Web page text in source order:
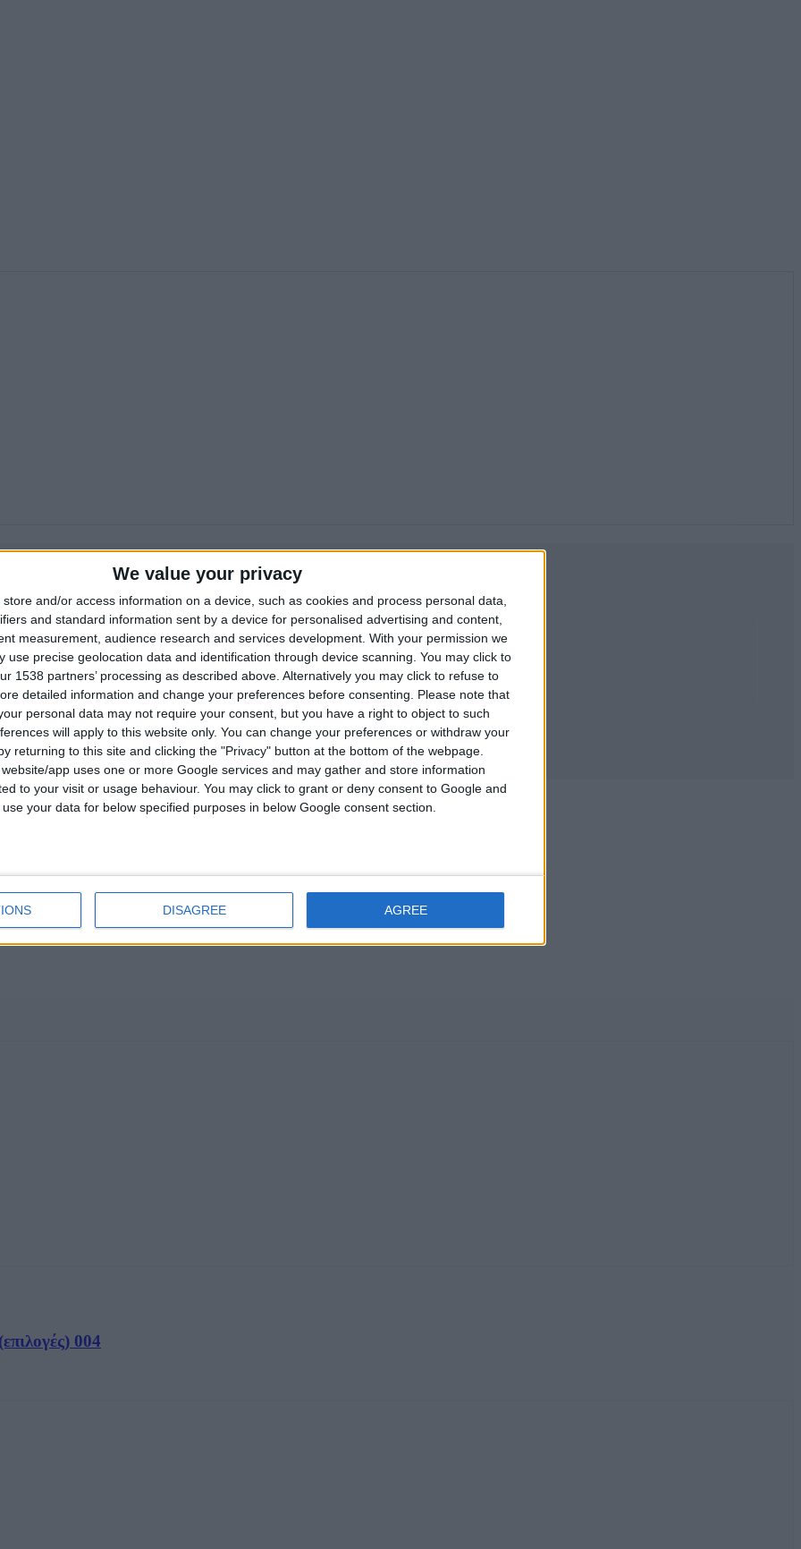
We value your privacy
store and/or access information on a device, such as cookies and process personal data,
and standard information sent by a device for personalised advertising and content,
measurement, audience research and services development. With your permission we
use precise geolocation data and identification through device scanning. You may click to
1538 partners’ processing as described above. Alternatively you may click to refuse to
detailed information and change your preferences before consenting.
Please note that
personal data may not require your consent, but you have a right to object to such
will apply to this website only. You can change your preferences or withdraw your
returning to this site and clicking the "Privacy" button at the bottom of the webpage.
app uses one or more Google services and may gather and store information
to your visit or usage behaviour. You may click to grant or deny consent to Google and
your data for below specified purposes in below Google consent section.
DISAGREE AGREE
004